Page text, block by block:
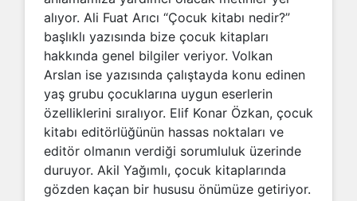
alıyor. Ali Fuat Arıcı “Çocuk kitabı nedir?”
başlıklı yazısında bize çocuk kitapları
hakkında genel bilgiler veriyor. Volkan
Arslan ise yazısında çalıştayda konu edinen
yaş grubu çocuklarına uygun eserlerin
özelliklerini sıralıyor. Elif Konar Özkan, çocuk
kitabı editörlüğünün hassas noktaları ve
editör olmanın verdiği sorumluluk üzerinde
duruyor. Akil Yağımlı, çocuk kitaplarında
gözden kaçan bir hususu önümüze getiriyor.